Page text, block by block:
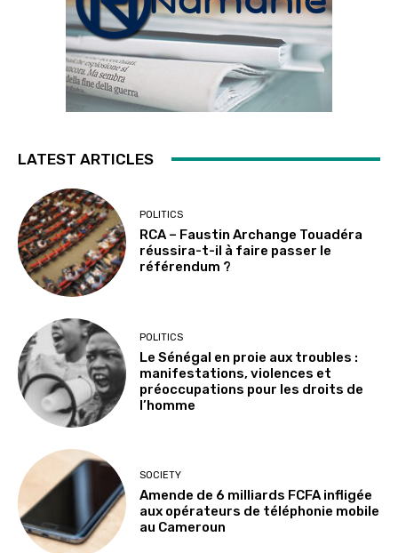
LATEST ARTICLES
POLITICS
RCA – Faustin Archange Touadéra
réussira-t-il à faire passer le
référendum ?
POLITICS
Le Sénégal en proie aux troubles :
manifestations, violences et
préoccupations pour les droits de
l’homme
SOCIETY
Amende de 6 milliards FCFA infligée
aux opérateurs de téléphonie mobile
au Cameroun